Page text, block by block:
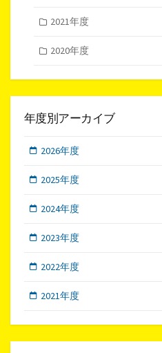
2021年度
2020年度
年度別アーカイブ
2026年度
2025年度
2024年度
2023年度
2022年度
2021年度